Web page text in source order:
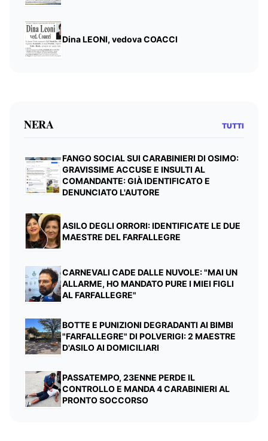
Dina LEONI, vedova COACCI
NERA TUTTI
FANGO SOCIAL SUI CARABINIERI DI OSIMO:
GRAVISSIME ACCUSE E INSULTI AL
COMANDANTE: GIÀ IDENTIFICATO E
DENUNCIATO L'AUTORE
ASILO DEGLI ORRORI: IDENTIFICATE LE DUE
MAESTRE DEL FARFALLEGRE
CARNEVALI CADE DALLE NUVOLE: "MAI UN
ALLARME, HO MANDATO PURE I MIEI FIGLI
AL FARFALLEGRE"
BOTTE E PUNIZIONI DEGRADANTI AI BIMBI
"FARFALLEGRE" DI POLVERIGI: 2 MAESTRE
D'ASILO AI DOMICILIARI
PASSATEMPO, 23ENNE PERDE IL
CONTROLLO E MANDA 4 CARABINIERI AL
PRONTO SOCCORSO